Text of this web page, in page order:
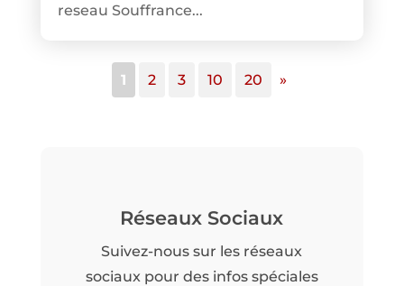
reseau Souffrance...
1 2 3 10 20 »
Réseaux Sociaux
Suivez-nous sur les réseaux
sociaux pour des infos spéciales